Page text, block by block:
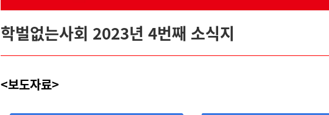
학벌없는사회 2023년 4번째 소식지
<보도자료>